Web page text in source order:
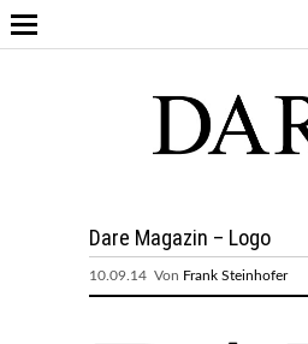
Dare Magazin – Logo
10.09.14 Von Frank Steinhofer